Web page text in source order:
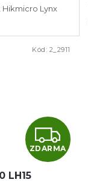
Lynx
Z
D
ZDARMA
LH15
Kód: 2_2911